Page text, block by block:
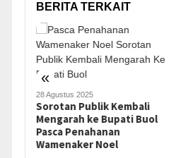
BERITA TERKAIT
«
26 Agustus 2025
Kelanjutan Kasus Bupati
Buol Usai KPK OTT Mantan
Wamenaker Noel